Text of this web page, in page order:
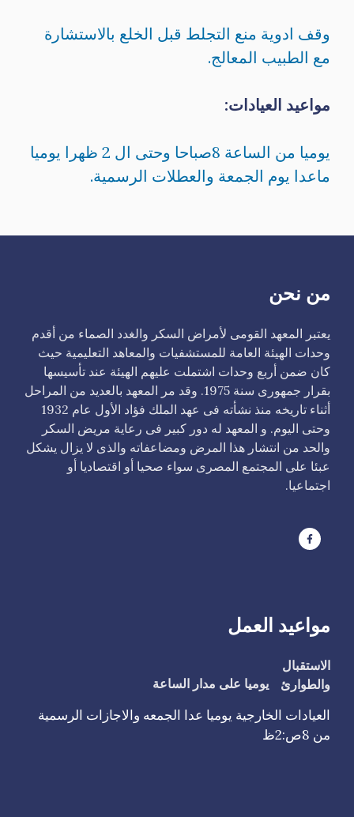
وقف ادوية منع التجلط قبل الخلع بالاستشارة
مع الطبيب المعالج.
مواعيد العيادات:
يوميا من الساعة 8صباحا وحتى ال 2 ظهرا يوميا
ماعدا يوم الجمعة والعطلات الرسمية.
من نحن
يعتبر المعهد القومى لأمراض السكر والغدد الصماء من أقدم
وحدات الهيئة العامة للمستشفيات والمعاهد التعليمية حيث
كان ضمن أربع وحدات اشتملت عليهم الهيئة عند تأسيسها
بقرار جمهورى سنة 1975. وقد مر المعهد بالعديد من المراحل
أثناء تاريخه منذ نشأته فى عهد الملك فؤاد الأول عام 1932
وحتى اليوم. و المعهد له دور كبير فى رعاية مريض السكر
والحد من انتشار هذا المرض ومضاعفاته والذى لا يزال يشكل
عبئا على المجتمع المصرى سواء صحيا أو اقتصاديا أو
اجتماعيا.
مواعيد العمل
الاستقبال
والطوارئ
يوميا على مدار الساعة
العيادات الخارجية يوميا عدا الجمعه والاجازات الرسمية
من 8ص:2ظ